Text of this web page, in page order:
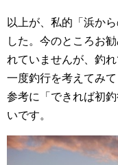
以上が、私的「浜か
した。今のところお
れていませんが、釣
一度釣行を考えてみ
参考に「できれば初
いです。